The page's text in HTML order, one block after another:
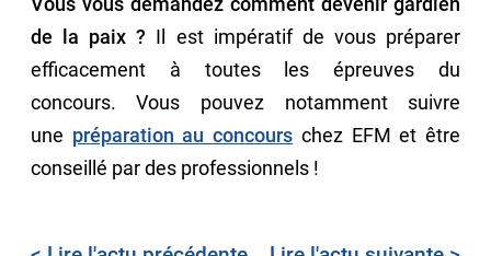
de la paix ? Il est impératif de vous préparer
efficacement à toutes les épreuves du
concours. Vous pouvez notamment suivre
une préparation au concours chez EFM et être
conseillé par des professionnels !